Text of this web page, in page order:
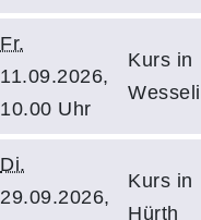
Fr.
11.09.2026,
10.00 Uhr
Kurs in
Di.
29.09.2026,
Kurs in
Hürth